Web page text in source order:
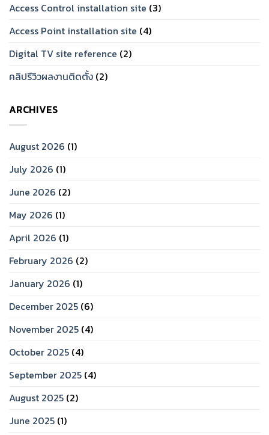
Access Control installation site (3)
Access Point installation site (4)
Digital TV site reference (2)
คลิปรีวิวผลงานติดตั้ง (2)
ARCHIVES
August 2026 (1)
July 2026 (1)
June 2026 (2)
May 2026 (1)
April 2026 (1)
February 2026 (2)
January 2026 (1)
December 2025 (6)
November 2025 (4)
October 2025 (4)
September 2025 (4)
August 2025 (2)
June 2025 (1)